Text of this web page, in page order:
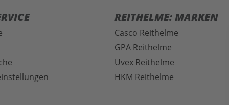
REITHELME: MARKEN
Casco Reithelme
GPA Reithelme
Uvex Reithelme
HKM Reithelme